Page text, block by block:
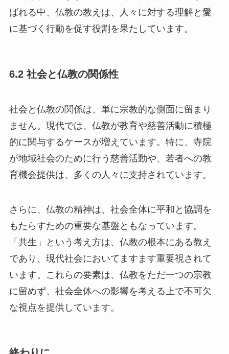
ばれる中、仏教の教えは、人々に対する理解と愛
に基づく行動を促す役割を果たしています。
6.2 社会と仏教の関係性
社会と仏教の関係は、単に宗教的な側面に留まり
ません。現代では、仏教が教育や慈善活動に積極
的に関与するケースが増えています。特に、寺院
が地域社会のために行う慈善活動や、若者への教
育機会提供は、多くの人々に支持されています。
さらに、仏教の精神は、社会全体に平和と協調を
もたらすための重要な基盤ともなっています。
「共生」という考え方は、仏教の根本にある教え
であり、現代社会においてますます重要視されて
います。これらの要素は、仏教をただ一つの宗教
に留めず、社会全体への影響を考える上で不可欠
な視点を提供しています。
終わりに